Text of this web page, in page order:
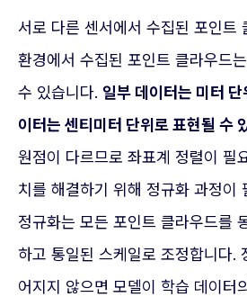
서로 다른 센서에서 수집된 포인트
환경에서 수집된 포인트 클라우드
수 있습니다. 일부 데이터는 미터 단
이터는 센티미터 단위로 표현될 수
원점이 다르므로 좌표계 정렬이 필
치를 해결하기 위해 정규화 과정이
정규화는 모든 포인트 클라우드를
하고 통일된 스케일로 조정합니다.
어지지 않으면 모델이 학습 데이터